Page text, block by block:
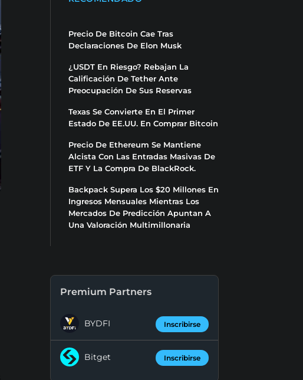
Precio De Bitcoin Cae Tras
Declaraciones De Elon Musk
¿USDT En Riesgo? Rebajan La
Calificación De Tether Ante
Preocupación De Sus Reservas
Texas Se Convierte En El Primer
Estado De EE.UU. En Comprar Bitcoin
Precio De Ethereum Se Mantiene
Alcista Con Las Entradas Masivas De
ETF Y La Compra De BlackRock.
Backpack Supera Los $20 Millones En
Ingresos Mensuales Mientras Los
Mercados De Predicción Apuntan A
Una Valoración Multimillonaria
Premium Partners
BYDFI Inscribirse
Bitget Inscribirse